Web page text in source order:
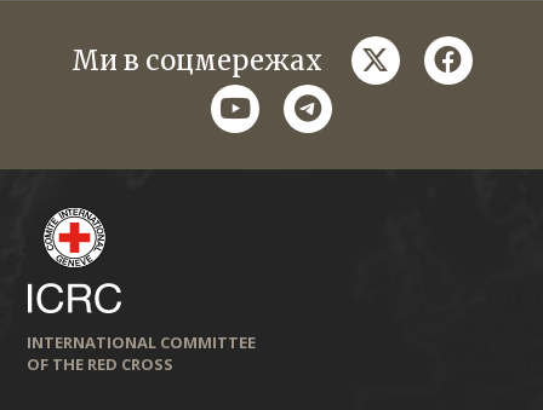
Ми в соцмережах twitter
youtubetelegram
INTERNATIONAL COMMITTEE
OF THE RED CROSS